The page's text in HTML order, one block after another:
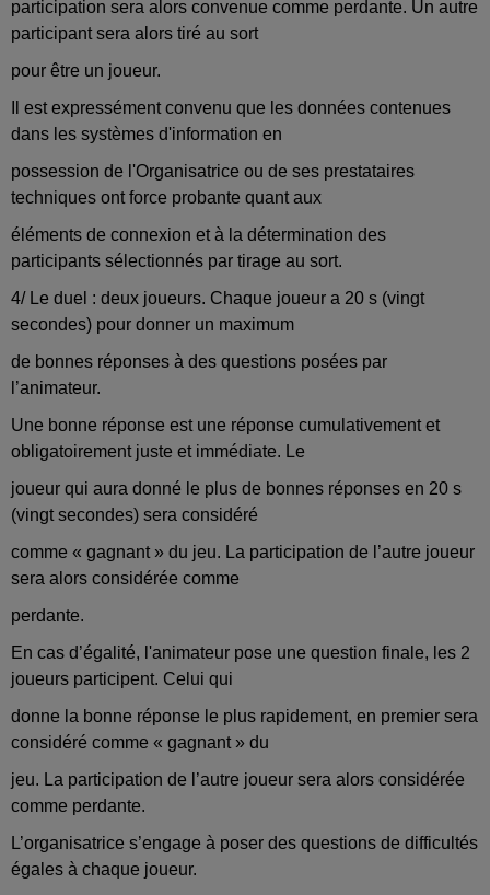
participation sera alors convenue comme perdante. Un autre
participant sera alors tiré au sort
pour être un joueur.
Il est expressément convenu que les données contenues
dans les systèmes d'information en
possession de l'Organisatrice ou de ses prestataires
techniques ont force probante quant aux
éléments de connexion et à la détermination des
participants sélectionnés par tirage au sort.
4/ Le duel : deux joueurs. Chaque joueur a 20 s (vingt
secondes) pour donner un maximum
de bonnes réponses à des questions posées par
l’animateur.
Une bonne réponse est une réponse cumulativement et
obligatoirement juste et immédiate. Le
joueur qui aura donné le plus de bonnes réponses en 20 s
(vingt secondes) sera considéré
comme « gagnant » du jeu. La participation de l’autre joueur
sera alors considérée comme
perdante.
En cas d’égalité, l'animateur pose une question finale, les 2
joueurs participent. Celui qui
donne la bonne réponse le plus rapidement, en premier sera
considéré comme « gagnant » du
jeu. La participation de l’autre joueur sera alors considérée
comme perdante.
L’organisatrice s’engage à poser des questions de difficultés
égales à chaque joueur.